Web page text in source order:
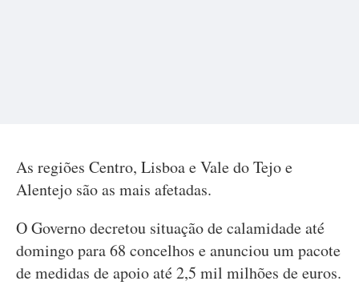
As regiões Centro, Lisboa e Vale do Tejo e
Alentejo são as mais afetadas.
O Governo decretou situação de calamidade até
domingo para 68 concelhos e anunciou um pacote
de medidas de apoio até 2,5 mil milhões de euros.